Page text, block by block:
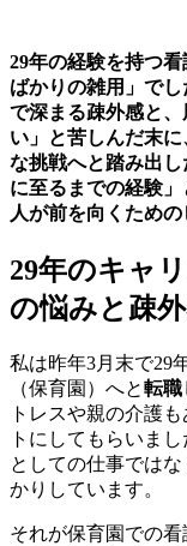
29年の経験を持つ
ばかりの雑用」で
で深まる疎外感と
い」と苦しんだ末
な挑戦へと踏み出
に至るまでの経験
人が前を向くための
29年のキャ
の悩みと疎
私は昨年3月末で29
（保育園）へと転職
トレスや親の介護
トにしてもらいま
としての仕事では
かりしています。
それが保育園での